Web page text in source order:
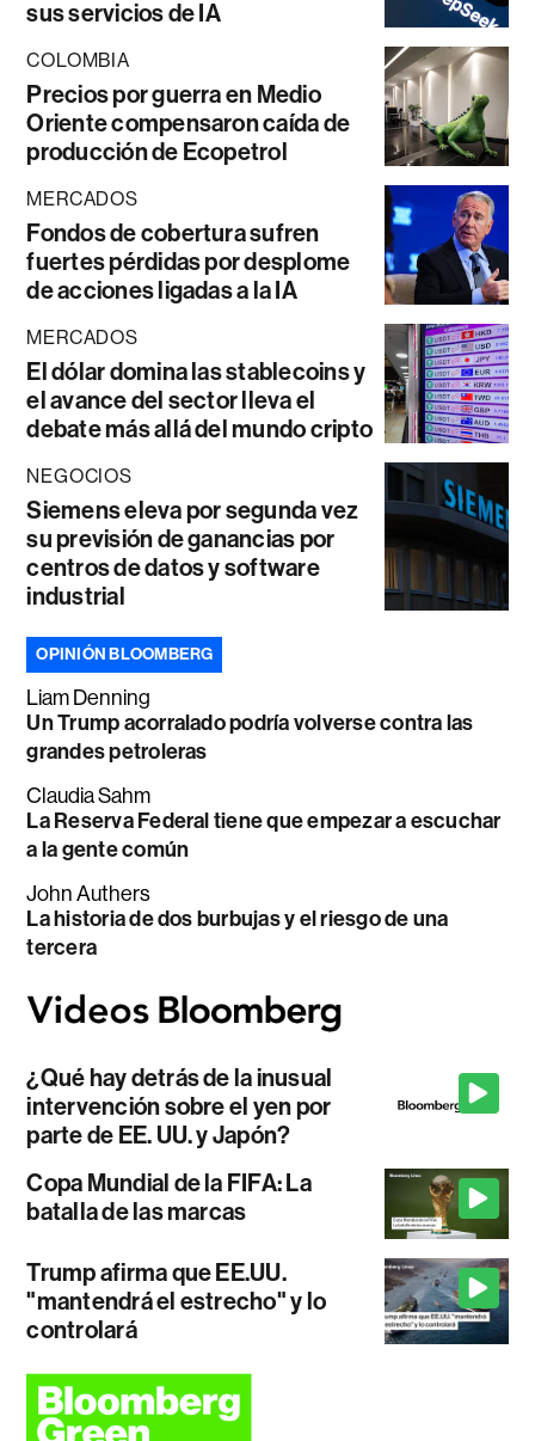
sus servicios de IA
COLOMBIA
Precios por guerra en Medio
Oriente compensaron caída de
producción de Ecopetrol
MERCADOS
Fondos de cobertura sufren
fuertes pérdidas por desplome
de acciones ligadas a la IA
MERCADOS
El dólar domina las stablecoins y
el avance del sector lleva el
debate más allá del mundo cripto
NEGOCIOS
Siemens eleva por segunda vez
su previsión de ganancias por
centros de datos y software
industrial
OPINIÓN BLOOMBERG
Liam Denning
Un Trump acorralado podría volverse contra las
grandes petroleras
Claudia Sahm
La Reserva Federal tiene que empezar a escuchar
a la gente común
John Authers
La historia de dos burbujas y el riesgo de una
tercera
¿Qué hay detrás de la inusual
intervención sobre el yen por
parte de EE. UU. y Japón?
Copa Mundial de la FIFA: La
batalla de las marcas
Trump afirma que EE.UU.
"mantendrá el estrecho" y lo
controlará